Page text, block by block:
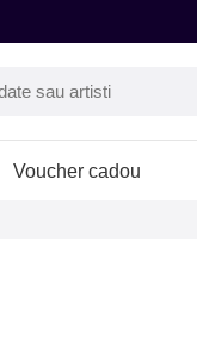
Voucher cadou